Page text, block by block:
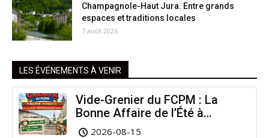
Champagnole-Haut Jura. Entre grands
espaces et traditions locales
7 août 2026
LES ÉVÉNEMENTS À VENIR
Vide-Grenier du FCPM : La
Bonne Affaire de l’Été à
Arinthod !
2026-08-15